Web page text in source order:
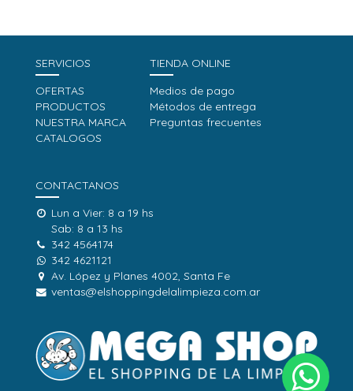
SERVICIOS
OFERTAS
PRODUCTOS
NUESTRA MARCA
CATALOGOS
TIENDA ONLINE
Medios de pago
Métodos de entrega
Preguntas frecuentes
CONTACTANOS
Lun a Vier: 8 a 19 hs
Sab: 8 a 13 hs
342 4564174
342 4621121
Av. López y Planes 4002, Santa Fe
ventas@elshoppingdelalimpieza.com.ar